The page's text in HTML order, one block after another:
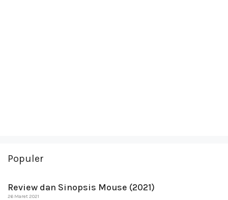
Populer
Review dan Sinopsis Mouse (2021)
26 Maret 2021